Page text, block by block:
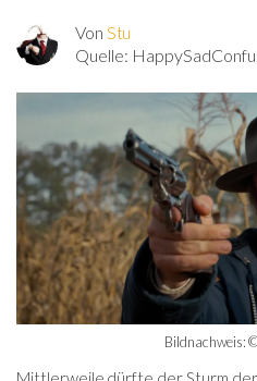
Von Stu
Quelle:
Bildnachweis: